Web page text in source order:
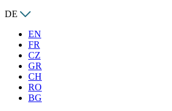
DE
EN
FR
CZ
GR
CH
RO
BG